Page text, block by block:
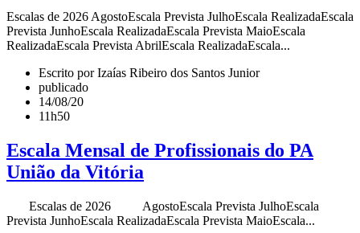
Escalas de 2026 AgostoEscala Prevista JulhoEscala RealizadaEscala
Prevista JunhoEscala RealizadaEscala Prevista MaioEscala
RealizadaEscala Prevista AbrilEscala RealizadaEscala...
Escrito por Izaías Ribeiro dos Santos Junior
publicado
14/08/20
11h50
Escala Mensal de Profissionais do PA
União da Vitória
Escalas de 2026 AgostoEscala Prevista JulhoEscala
Prevista JunhoEscala RealizadaEscala Prevista MaioEscala...